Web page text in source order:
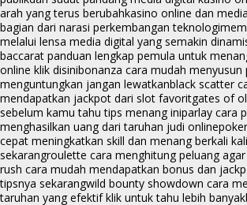
arah yang terus berubahkasino online dan
bagian dari narasi perkembangan teknologi
melalui lensa media digital yang semakin
baccarat panduan lengkap pemula untuk
online klik disinibonanza cara mudah menyusun
menguntungkan jangan lewatkanblack scatter
mendapatkan jackpot dari slot favoritgates of
sebelum kamu tahu tips menang iniparlay cara
menghasilkan uang dari taruhan judi online
cepat meningkatkan skill dan menang berkali
sekarangroulette cara menghitung peluang
rush cara mudah mendapatkan bonus dan
tipsnya sekarangwild bounty showdown cara
taruhan yang efektif klik untuk tahu lebih banyak